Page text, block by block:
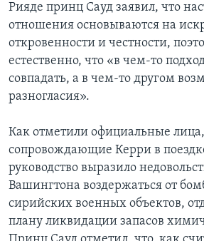
Рияде принц Сауд заявил, что
отношения основываются на
откровенности и честности,
естественно, что «в чем-то
совпадать, а в чем-то другом
разногласия».
Как отметили официальные лица,
сопровождающие Керри в
руководство выразило
Вашингтона воздержаться от
сирийских военных объектов,
плану ликвидации запасов